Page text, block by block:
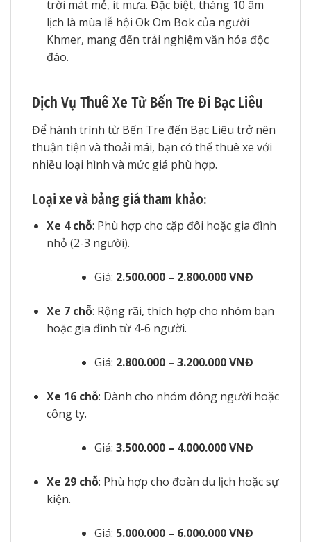
trời mát mẻ, ít mưa. Đặc biệt, tháng 10 âm
lịch là mùa lễ hội Ok Om Bok của người
Khmer, mang đến trải nghiệm văn hóa độc
đáo.
Dịch Vụ Thuê Xe Từ Bến Tre Đi Bạc Liêu
Để hành trình từ Bến Tre đến Bạc Liêu trở nên
thuận tiện và thoải mái, bạn có thể thuê xe với
nhiều loại hình và mức giá phù hợp.
Loại xe và bảng giá tham khảo:
Xe 4 chỗ: Phù hợp cho cặp đôi hoặc gia đình
nhỏ (2-3 người).
Giá: 2.500.000 – 2.800.000 VNĐ
Xe 7 chỗ: Rộng rãi, thích hợp cho nhóm bạn
hoặc gia đình từ 4-6 người.
Giá: 2.800.000 – 3.200.000 VNĐ
Xe 16 chỗ: Dành cho nhóm đông người hoặc
công ty.
Giá: 3.500.000 – 4.000.000 VNĐ
Xe 29 chỗ: Phù hợp cho đoàn du lịch hoặc sự
kiện.
Giá: 5.000.000 – 6.000.000 VNĐ